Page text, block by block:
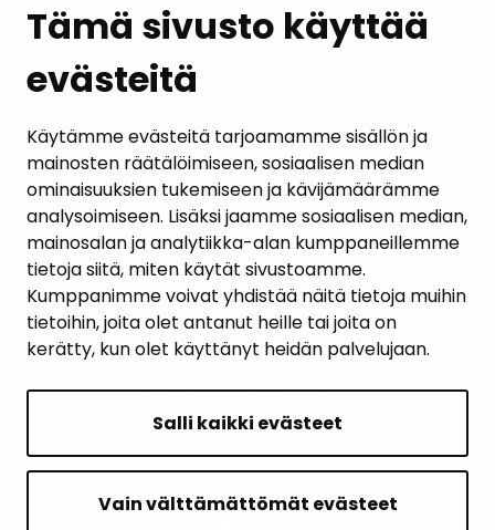
Tämä sivusto käyttää
evästeitä
Käytämme evästeitä tarjoamamme sisällön ja
mainosten räätälöimiseen, sosiaalisen median
ominaisuuksien tukemiseen ja kävijämäärämme
analysoimiseen. Lisäksi jaamme sosiaalisen median,
mainosalan ja analytiikka-alan kumppaneillemme
tietoja siitä, miten käytät sivustoamme.
Kumppanimme voivat yhdistää näitä tietoja muihin
tietoihin, joita olet antanut heille tai joita on
kerätty, kun olet käyttänyt heidän palvelujaan.
Salli kaikki evästeet
Vain välttämättömät evästeet
AJANKOHTAISET
YHTEYSTIEDOT
KARTTAPALVELU
SIVUN ALKUUN
Intranet
Saavutettavuusseloste